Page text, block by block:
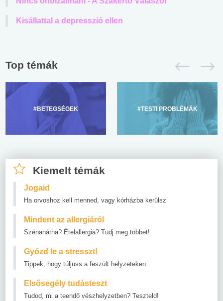
Kisállattal a depresszió ellen
Top témák
#BETEGSÉGEK #TESTI PROBLÉMÁK
Kiemelt témák
Jogaid
Ha orvoshoz kell menned, vagy kórházba kerülsz
Mindent az allergiáról
Szénanátha? Ételallergia? Tudj meg többet!
Győzd le a stresszt!
Tippek, hogy túljuss a feszült helyzeteken.
Elsősegély tudásteszt
Tudod, mi a teendő vészhelyzetben? Teszteld!